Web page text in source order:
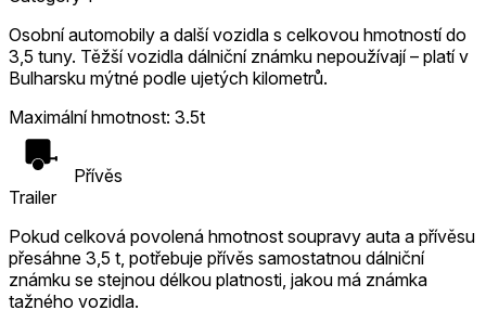
Osobní automobily a další vozidla s celkovou hmotností do
3,5 tuny. Těžší vozidla dálniční známku nepoužívají – platí v
Bulharsku mýtné podle ujetých kilometrů.
Maximální hmotnost: 3.5t
Přívěs
Trailer
Pokud celková povolená hmotnost soupravy auta a přívěsu
přesáhne 3,5 t, potřebuje přívěs samostatnou dálniční
známku se stejnou délkou platnosti, jakou má známka
tažného vozidla.